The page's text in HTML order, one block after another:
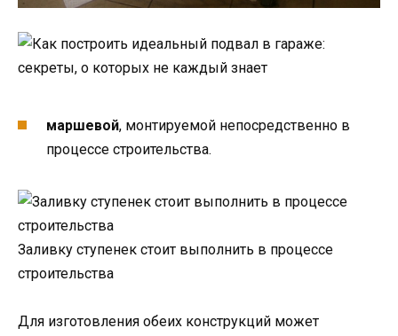
маршевой, монтируемой непосредственно в
процессе строительства.
Заливку ступенек стоит выполнить в процессе
строительства
Для изготовления обеих конструкций может